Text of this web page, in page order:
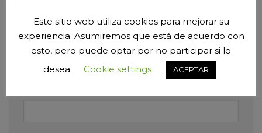
Correo electrónico*
Este sitio web utiliza cookies para mejorar su
experiencia. Asumiremos que está de acuerdo con
esto, pero puede optar por no participar si lo
desea.
Cookie settings ACEPTAR